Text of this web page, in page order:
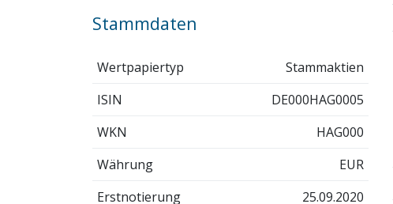
Stammdaten
Wertpapiertyp
Stammaktien
ISIN
DE000HAG0005
WKN
HAG000
Währung
EUR
Erstnotierung
25.09.2020